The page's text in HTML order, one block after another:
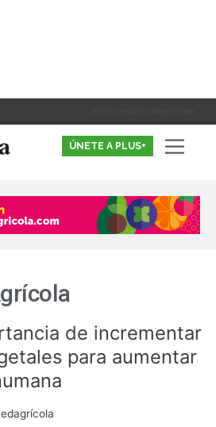
Inicia Sesión o Registrate
ÚNETE A PLUS+
de incrementar
para aumentar